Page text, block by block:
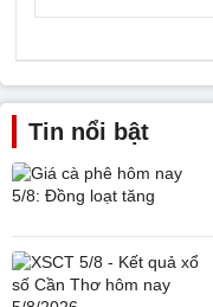
Tin nổi bật